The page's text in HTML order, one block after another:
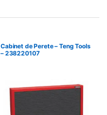
Cabinet de Perete – Teng Tools
– 238220107